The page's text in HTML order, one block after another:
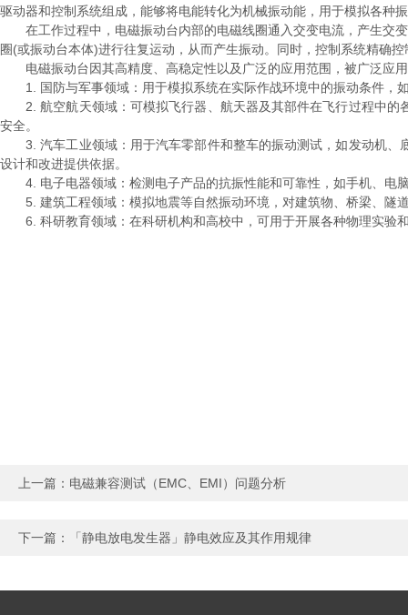
驱动器和控制系统组成，能够将电能转化为机械振动能，用于模拟各种
在工作过程中，电磁振动台内部的电磁线圈通入交变电流，产生交
圈(或振动台本体)进行往复运动，从而产生振动。同时，控制系统精确
电磁振动台因其高精度、高稳定性以及广泛的应用范围，被广泛应
1. 国防与军事领域：用于模拟系统在实际作战环境中的振动条件，
2. 航空航天领域：可模拟飞行器、航天器及其部件在飞行过程中的
安全。
3. 汽车工业领域：用于汽车零部件和整车的振动测试，如发动机、
设计和改进提供依据。
4. 电子电器领域：检测电子产品的抗振性能和可靠性，如手机、电
5. 建筑工程领域：模拟地震等自然振动环境，对建筑物、桥梁、隧
6. 科研教育领域：在科研机构和高校中，可用于开展各种物理实验
上一篇： 电磁兼容测试（EMC、EMI）问题分析
下一篇： 「静电放电发生器」静电效应及其作用规律